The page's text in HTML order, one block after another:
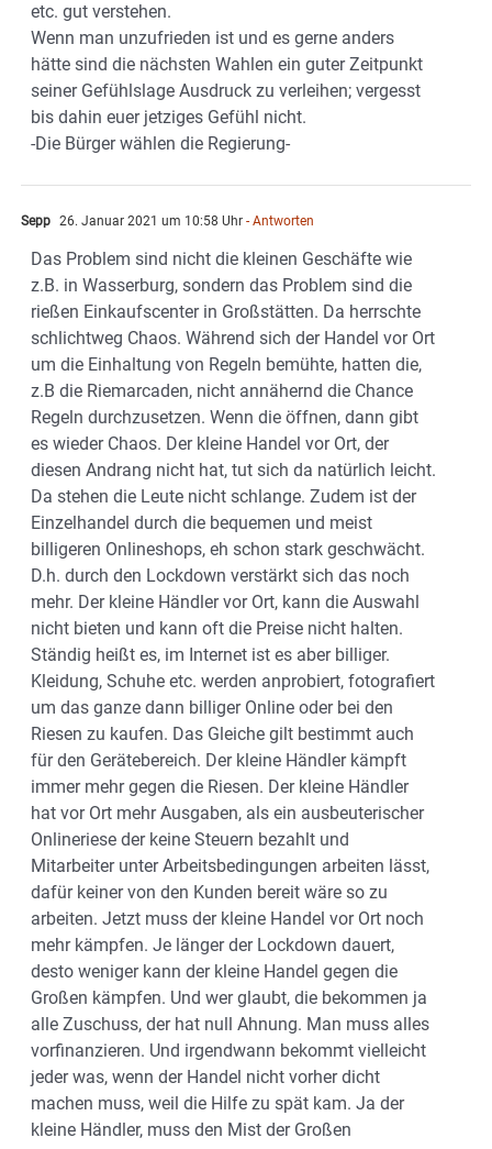
etc. gut verstehen.
Wenn man unzufrieden ist und es gerne anders
hätte sind die nächsten Wahlen ein guter Zeitpunkt
seiner Gefühlslage Ausdruck zu verleihen; vergesst
bis dahin euer jetziges Gefühl nicht.
-Die Bürger wählen die Regierung-
Sepp 26. Januar 2021 um 10:58 Uhr - Antworten
Das Problem sind nicht die kleinen Geschäfte wie
z.B. in Wasserburg, sondern das Problem sind die
rießen Einkaufscenter in Großstätten. Da herrschte
schlichtweg Chaos. Während sich der Handel vor Ort
um die Einhaltung von Regeln bemühte, hatten die,
z.B die Riemarcaden, nicht annähernd die Chance
Regeln durchzusetzen. Wenn die öffnen, dann gibt
es wieder Chaos. Der kleine Handel vor Ort, der
diesen Andrang nicht hat, tut sich da natürlich leicht.
Da stehen die Leute nicht schlange. Zudem ist der
Einzelhandel durch die bequemen und meist
billigeren Onlineshops, eh schon stark geschwächt.
D.h. durch den Lockdown verstärkt sich das noch
mehr. Der kleine Händler vor Ort, kann die Auswahl
nicht bieten und kann oft die Preise nicht halten.
Ständig heißt es, im Internet ist es aber billiger.
Kleidung, Schuhe etc. werden anprobiert, fotografiert
um das ganze dann billiger Online oder bei den
Riesen zu kaufen. Das Gleiche gilt bestimmt auch
für den Gerätebereich. Der kleine Händler kämpft
immer mehr gegen die Riesen. Der kleine Händler
hat vor Ort mehr Ausgaben, als ein ausbeuterischer
Onlineriese der keine Steuern bezahlt und
Mitarbeiter unter Arbeitsbedingungen arbeiten lässt,
dafür keiner von den Kunden bereit wäre so zu
arbeiten. Jetzt muss der kleine Handel vor Ort noch
mehr kämpfen. Je länger der Lockdown dauert,
desto weniger kann der kleine Handel gegen die
Großen kämpfen. Und wer glaubt, die bekommen ja
alle Zuschuss, der hat null Ahnung. Man muss alles
vorfinanzieren. Und irgendwann bekommt vielleicht
jeder was, wenn der Handel nicht vorher dicht
machen muss, weil die Hilfe zu spät kam. Ja der
kleine Händler, muss den Mist der Großen